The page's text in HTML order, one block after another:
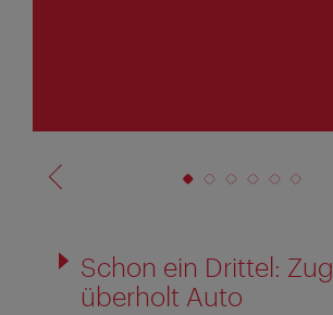
Schon ein Drittel: Zug
überholt Auto